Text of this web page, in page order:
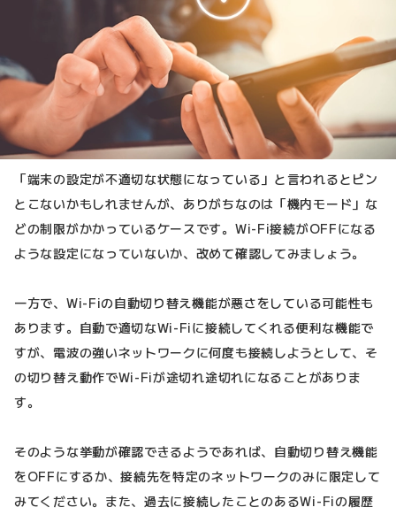
「端末の設定が不適切な状態になっている」と言われるとピン
とこないかもしれませんが、ありがちなのは「機内モード」な
どの制限がかかっているケースです。Wi-Fi接続がOFFになる
ような設定になっていないか、改めて確認してみましょう。
一方で、Wi-Fiの自動切り替え機能が悪さをしている可能性も
あります。自動で適切なWi-Fiに接続してくれる便利な機能で
すが、電波の強いネットワークに何度も接続しようとして、そ
の切り替え動作でWi-Fiが途切れ途切れになることがありま
す。
そのような挙動が確認できるようであれば、自動切り替え機能
をOFFにするか、接続先を特定のネットワークのみに限定して
みてください。また、過去に接続したことのあるWi-Fiの履歴